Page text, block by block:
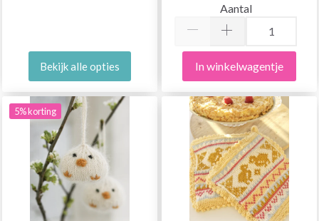
Bekijk alle opties
Aantal
In winkelwagentje
5% korting